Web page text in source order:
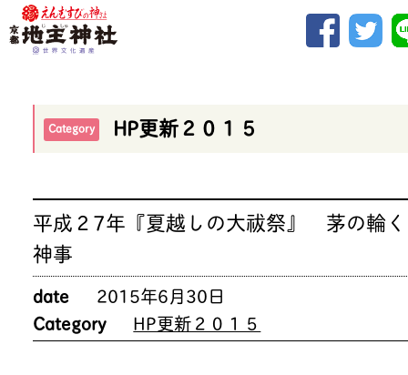
Category HP更新２０１５
平成２7年『夏越しの大祓祭』 茅の輪
神事
date
2015年6月30日
Category
HP更新２０１５